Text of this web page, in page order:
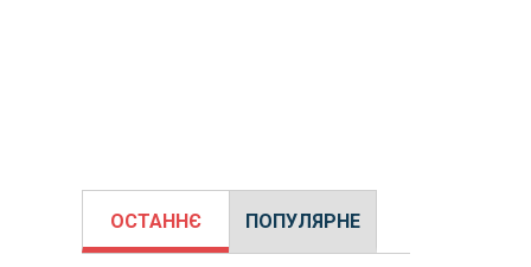
ОСТАННЄ ПОПУЛЯРНЕ